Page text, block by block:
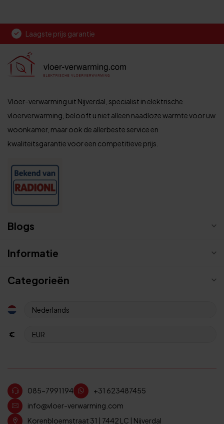
Laagste prijs garantie
Vloer-verwarming uit Nijverdal, specialist in elektrische
vloerverwarming, belooft u niet alleen naadloze warmte voor uw
woonkamer, maar ook de allerbeste service en
kwaliteitsgarantie voor een competitieve prijs.
Blogs
Informatie
Categorieën
€
085-7991194
+31 623487455
info@vloer-verwarming.com
Korenbloemstraat 31 | 7442 LC | Nijverdal